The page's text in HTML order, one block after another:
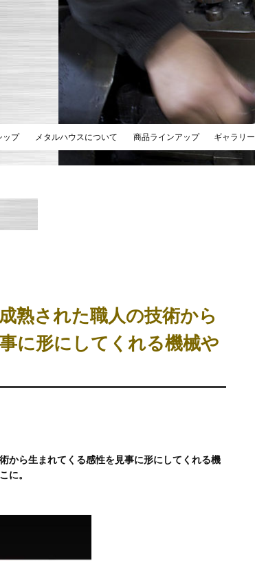
ップ メタルハウスについて 商品ラインアップ ギャラリー
熟された職人の技術から
に形にしてくれる機械や
から生まれてくる感性を見事に形にしてくれる機
に。